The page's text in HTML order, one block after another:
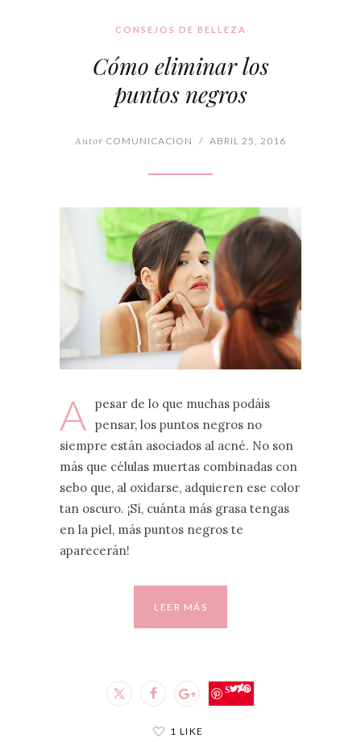
CONSEJOS DE BELLEZA
Cómo eliminar los
puntos negros
Autor COMUNICACION / ABRIL 25, 2016
A
pesar de lo que muchas podáis
pensar, los puntos negros no
siempre están asociados al acné. No son
más que células muertas combinadas con
sebo que, al oxidarse, adquieren ese color
tan oscuro. ¡Sí, cuánta más grasa tengas
en la piel, más puntos negros te
aparecerán!
LEER MÁS
Save
1 LIKE